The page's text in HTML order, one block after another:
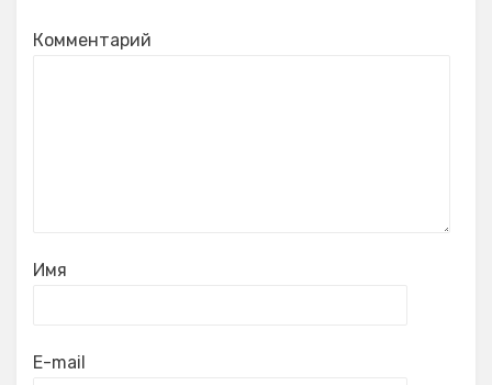
Комментарий
Имя
E-mail